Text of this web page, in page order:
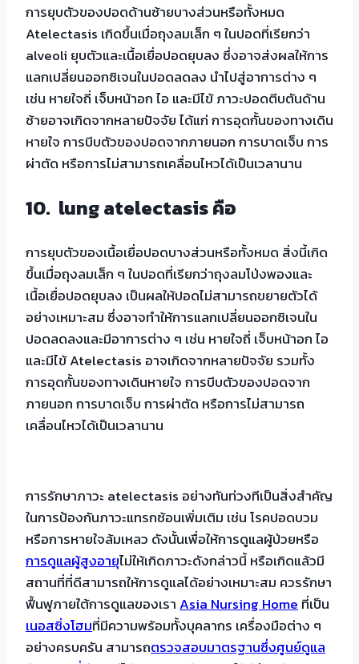
การยุบตัวของปอดด้านซ้ายบางส่วนหรือทั้งหมด
Atelectasis เกิดขึ้นเมื่อถุงลมเล็ก ๆ ในปอดที่เรียกว่า
alveoli ยุบตัวและเนื้อเยื่อปอดยุบลง ซึ่งอาจส่งผลให้การ
แลกเปลี่ยนออกซิเจนในปอดลดลง นำไปสู่อาการต่าง ๆ
เช่น หายใจถี่ เจ็บหน้าอก ไอ และมีไข้ ภาวะปอดตีบตันด้าน
ซ้ายอาจเกิดจากหลายปัจจัย ได้แก่ การอุดกั้นของทางเดิน
หายใจ การบีบตัวของปอดจากภายนอก การบาดเจ็บ การ
ผ่าตัด หรือการไม่สามารถเคลื่อนไหวได้เป็นเวลานาน
10. lung atelectasis คือ
การยุบตัวของเนื้อเยื่อปอดบางส่วนหรือทั้งหมด สิ่งนี้เกิด
ขึ้นเมื่อถุงลมเล็ก ๆ ในปอดที่เรียกว่าถุงลมโป่งพองและ
เนื้อเยื่อปอดยุบลง เป็นผลให้ปอดไม่สามารถขยายตัวได้
อย่างเหมาะสม ซึ่งอาจทำให้การแลกเปลี่ยนออกซิเจนใน
ปอดลดลงและมีอาการต่าง ๆ เช่น หายใจถี่ เจ็บหน้าอก ไอ
และมีไข้ Atelectasis อาจเกิดจากหลายปัจจัย รวมทั้ง
การอุดกั้นของทางเดินหายใจ การบีบตัวของปอดจาก
ภายนอก การบาดเจ็บ การผ่าตัด หรือการไม่สามารถ
เคลื่อนไหวได้เป็นเวลานาน
การรักษาภาวะ atelectasis อย่างทันท่วงทีเป็นสิ่งสำคัญ
ในการป้องกันภาวะแทรกซ้อนเพิ่มเติม เช่น โรคปอดบวม
หรือการหายใจล้มเหลว ดังนั้นเพื่อให้การดูแลผู้ป่วยหรือ
การดูแลผู้สูงอายุไม่ให้เกิดภาวะดังกล่าวนี้ หรือเกิดแล้วมี
สถานที่ที่ดีสามารถให้การดูแลได้อย่างเหมาะสม ควรรักษา
ฟื้นฟูภายใต้การดูแลของเรา Asia Nursing Home ที่เป็น
เนอสซิ่งโฮมที่มีความพร้อมทั้งบุคลากร เครื่องมือต่าง ๆ
อย่างครบครัน สามารถตรวจสอบมาตรฐานซึ่งศูนย์ดูแล